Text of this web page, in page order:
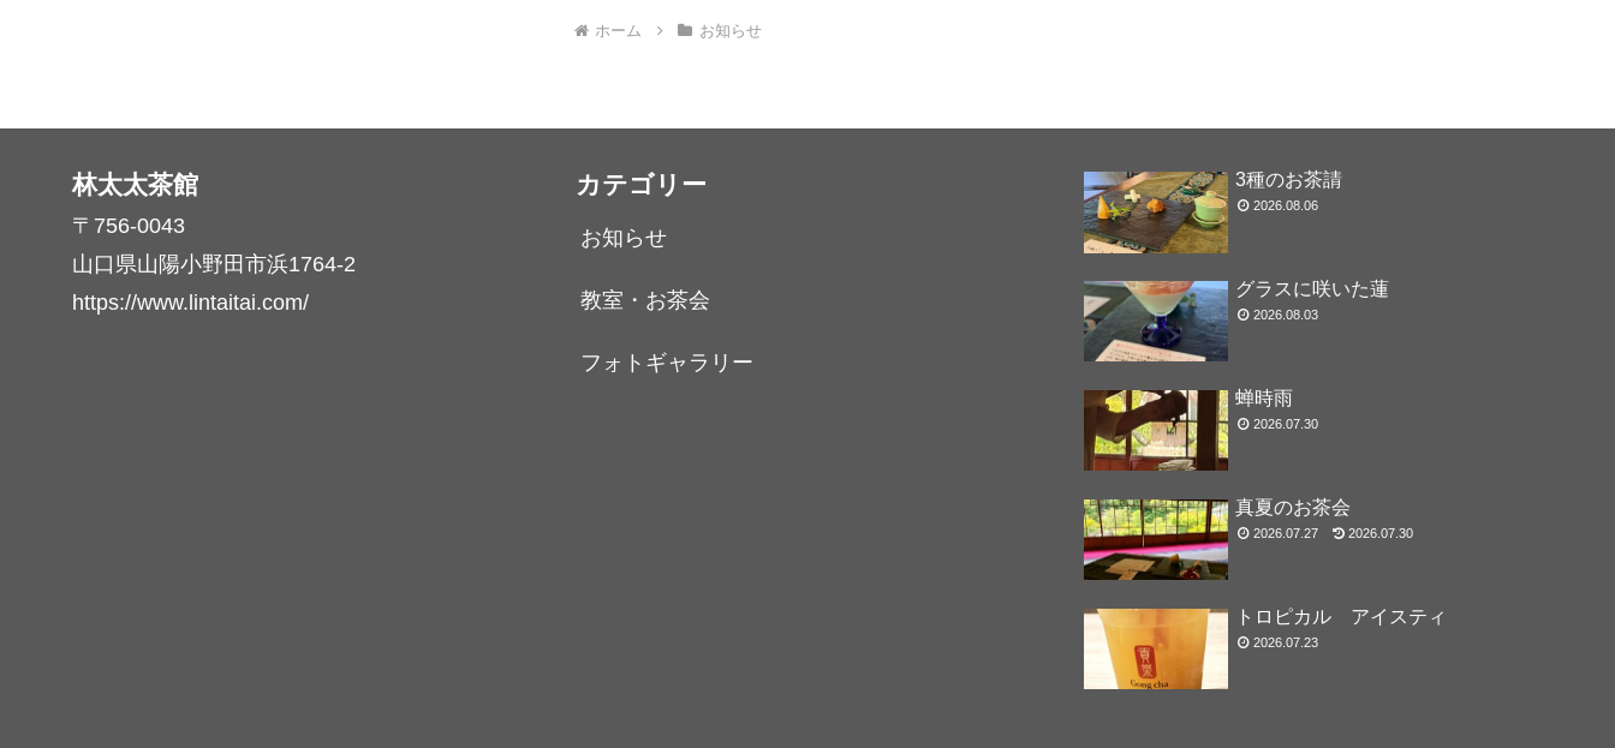
ホーム お知らせ
林太太茶館
〒756-0043
山口県山陽小野田市浜1764-2
https://www.lintaitai.com/
カテゴリー
お知らせ
教室・お茶会
フォトギャラリー
3種のお茶請
2026.08.06
グラスに咲いた蓮
2026.08.03
蝉時雨
2026.07.30
真夏のお茶会
2026.07.27 2026.07.30
トロピカル アイスティ
2026.07.23